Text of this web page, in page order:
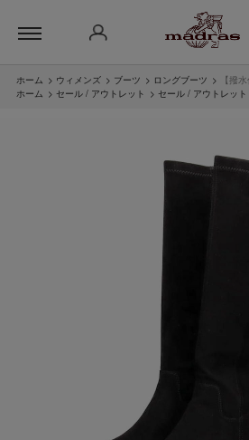
ホーム > ウィメンズ > ブーツ > ロングブーツ >
【撥
ホーム > セール / アウトレット > セール / アウトレット